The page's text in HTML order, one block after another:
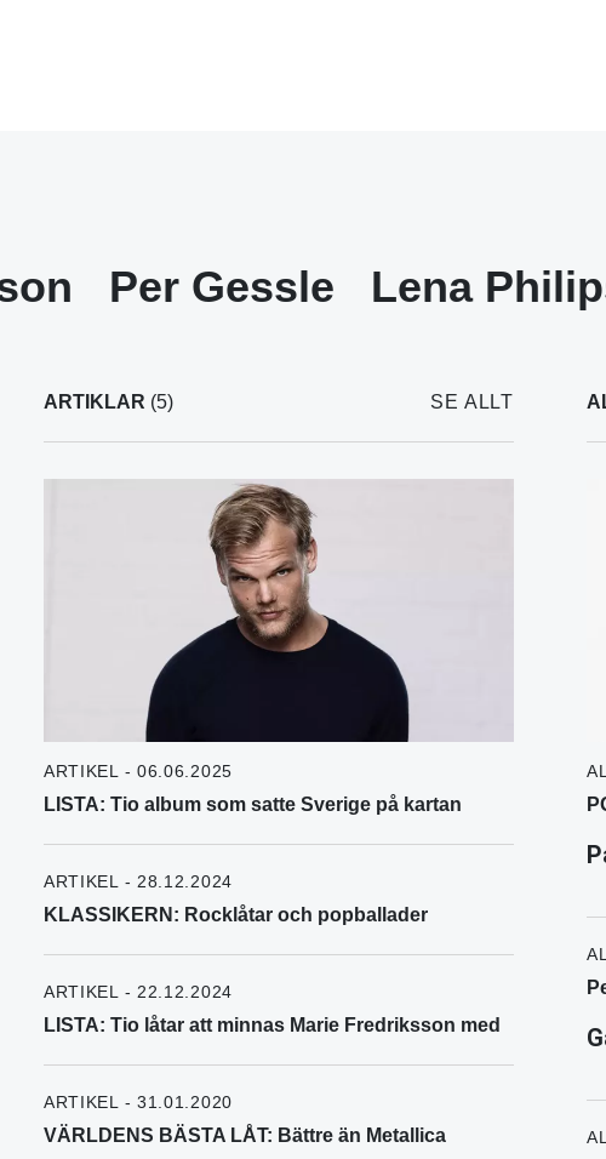
Per Gessle Lena
ARTIKLAR (5) SE ALLT
ARTIKEL - 06.06.2025
LISTA: Tio album som satte Sverige på kartan
ARTIKEL - 28.12.2024
KLASSIKERN: Rocklåtar och popballader
ARTIKEL - 22.12.2024
LISTA: Tio låtar att minnas Marie Fredriksson med
ARTIKEL - 31.01.2020
VÄRLDENS BÄSTA LÅT: Bättre än Metallica